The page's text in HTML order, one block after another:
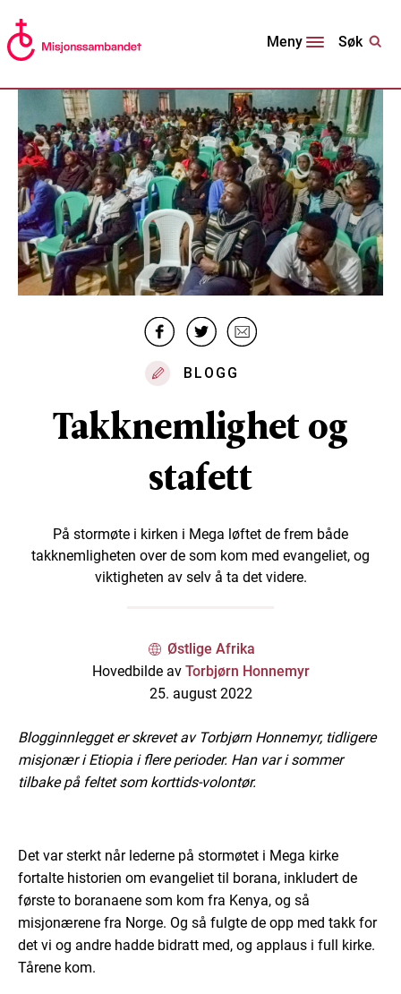
Meny Søk
BLOGG
Takknemlighet og
stafett
På stormøte i kirken i Mega løftet de frem både
takknemligheten over de som kom med evangeliet, og
viktigheten av selv å ta det videre.
Østlige Afrika
Hovedbilde av Torbjørn Honnemyr
25. august 2022
Blogginnlegget er skrevet av Torbjørn Honnemyr, tidligere
misjonær i Etiopia i flere perioder. Han var i sommer
tilbake på feltet som korttids-volontør.
Det var sterkt når lederne på stormøtet i Mega kirke
fortalte historien om evangeliet til borana, inkludert de
første to boranaene som kom fra Kenya, og så
misjonærene fra Norge. Og så fulgte de opp med takk for
det vi og andre hadde bidratt med, og applaus i full kirke.
Tårene kom.